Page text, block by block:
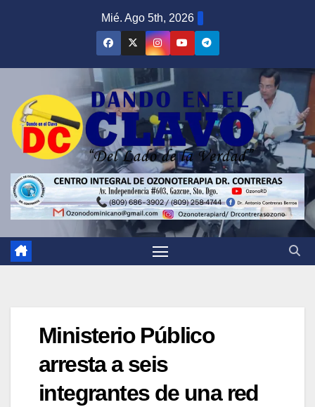
Mié. Ago 5th, 2026
Ministerio Público
arresta a seis
integrantes de una red